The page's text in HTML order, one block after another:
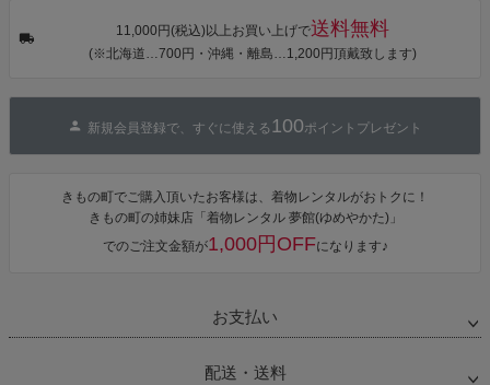
カシュクール
ワンピース 簡
単着付け 大人
11,000円(税込)以上お買い上げで送料無料
(※北海道…700円・沖縄・離島…1,200円頂戴致します)
新規会員登録で、すぐに使える 100ポイントプレゼント
きもの町でご購入頂いたお客様は、着物レンタルがおトクに！
きもの町の姉妹店「着物レンタル 夢館(ゆめやかた)」
でのご注文金額が1,000円OFFになります♪
お支払い
配送・送料